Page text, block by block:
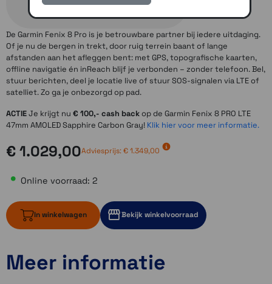
De Garmin Fenix 8 Pro is je betrouwbare partner bij iedere uitdaging.
Of je nu de bergen in trekt, door ruig terrein baant of lange
afstanden aan het afleggen bent: met GPS, topografische kaarten,
offline navigatie én inReach blijf je verbonden – zonder telefoon. Bel,
stuur berichten, deel je locatie live of stuur SOS-signalen via LTE of
satelliet. Zo ga je onbezorgd op pad.
ACTIEJe krijgt nu € 100,- cash backop de Garmin Fenix 8 PRO LTE
47mm AMOLED Sapphire Carbon Gray! Klik hier voor meer informatie.
€ 1.029,00Adviesprijs:€ 1.349,00
Online voorraad: 2
In winkelwagen Bekijk winkelvoorraad
2 op voorraad
1 op voorraad
Meer informatie